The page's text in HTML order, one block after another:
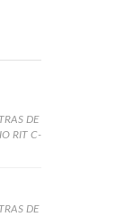
DE
RIT C-
DE